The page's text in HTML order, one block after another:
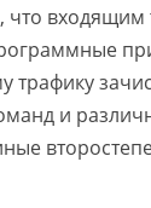
что
трафику
и